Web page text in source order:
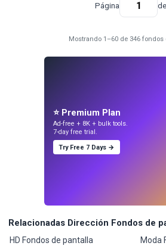
Página
Mostrando 1–60 de 346 fondos
⭐ Premium Plan
Ad-free + 8K + bulk tools.
7-day free trial.
Try Free 7 Days →
Relacionadas Dirección Fondos de
HD Fondos de pantalla
Moda